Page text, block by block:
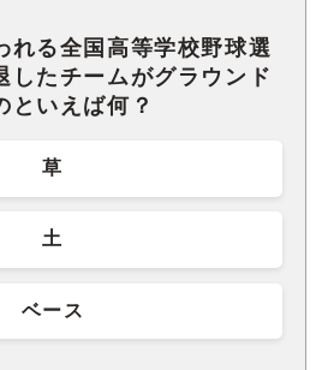
れる全国高等学校野球選
したチームがグラウンド
といえば何？
草
土
ベース